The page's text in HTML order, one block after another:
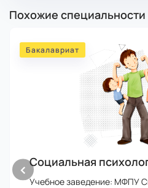
Обществоведение в
или
Иностранный язык для
экономических
Похожие специальности
‹
Бакалавриат
Социальная
Учебное заведение: МФПУ